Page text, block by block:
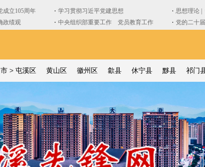
> 屯溪区 黄山区 徽州区 歙县 休宁县 黟县 祁门